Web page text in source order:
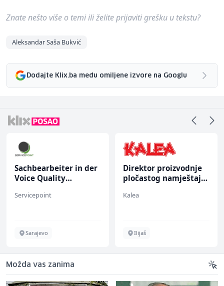
Znate nešto više o temi ili želite prijaviti grešku u tekstu?
Aleksandar Saša Bukvić
Dodajte Klix.ba među omiljene izvore na Googlu
Sachbearbeiter in der
Voice Quality
Servicepoint
Sarajevo
Direktor proizvodnje
pločastog namještaja
Kalea
Ilijaš
Možda vas zanima